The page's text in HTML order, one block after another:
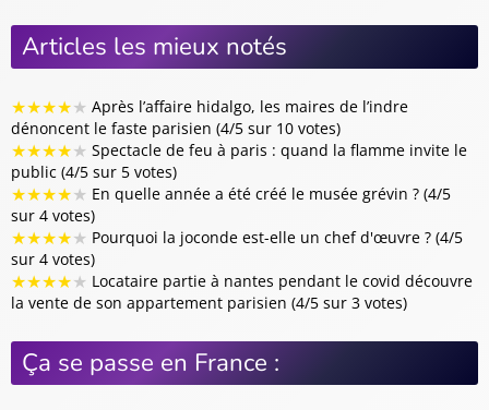
Articles les mieux notés
★★★★★ Après l’affaire hidalgo, les maires de l’indre
dénoncent le faste parisien (4/5 sur 10 votes)
★★★★★ Spectacle de feu à paris : quand la flamme invite le
public (4/5 sur 5 votes)
★★★★★ En quelle année a été créé le musée grévin ? (4/5
sur 4 votes)
★★★★★ Pourquoi la joconde est-elle un chef d'œuvre ? (4/5
sur 4 votes)
★★★★★ Locataire partie à nantes pendant le covid découvre
la vente de son appartement parisien (4/5 sur 3 votes)
Ça se passe en France :